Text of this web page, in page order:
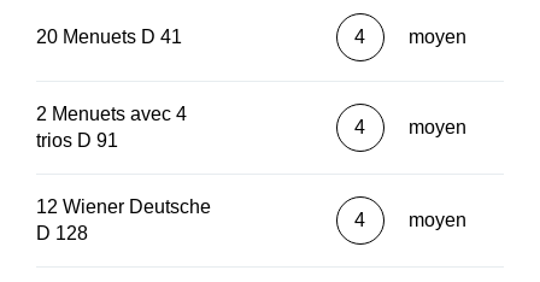
20 Menuets D 41 4 moyen
2 Menuets avec 4
trios D 91
4 moyen
12 Wiener Deutsche
D 128
4 moyen